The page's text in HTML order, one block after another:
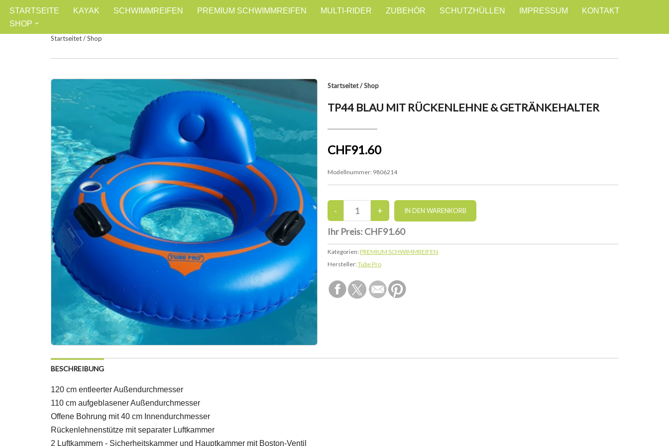
Zum
STARTSEITE KAYAK SCHWIMMREIFEN PREMIUM SCHWIMMREIFEN MULTI-RIDER ZUBEHÖR SCHUTZHÜLLEN IMPRESSUM
KONTAKT
SHOP
Startseitet/Shop
Startseitet/Shop
TP44 BLAU MIT RÜCKENLEHNE & GETRÄNKEHALTER
CHF91.60
Modellnummer: 9806214
Ihr Preis: CHF91.60
Kategorien: PREMIUM SCHWIMMREIFEN
Hersteller: Tube Pro
BESCHREIBUNG
120 cm entleerter Außendurchmesser
110 cm aufgeblasener Außendurchmesser
Offene Bohrung mit 40 cm Innendurchmesser
Rückenlehnenstütze mit separater Luftkammer
2 Luftkammern - Sicherheitskammer und Hauptkammer mit Boston-Ventil